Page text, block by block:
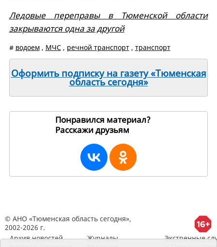
Ледовые переправы в Тюменской области
закрываются одна за другой
# водоем, МЧС, речной транспорт, транспорт
Оформить подписку на газету «Тюменская
область сегодня»
Понравился материал?
Расскажи друзьям
© АНО «Тюменская область сегодня»,
2002-2026 г.
Архив новостей
Журналы
Экстренные